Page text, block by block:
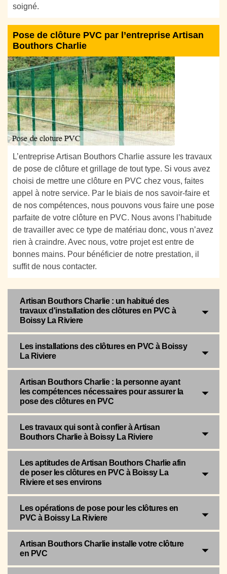
soigné.
Pose de clôture PVC par l’entreprise Artisan
Bouthors Charlie
L’entreprise Artisan Bouthors Charlie assure les travaux
de pose de clôture et grillage de tout type. Si vous avez
choisi de mettre une clôture en PVC chez vous, faites
appel à notre service. Par le biais de nos savoir-faire et
de nos compétences, nous pouvons vous faire une pose
parfaite de votre clôture en PVC. Nous avons l’habitude
de travailler avec ce type de matériau donc, vous n’avez
rien à craindre. Avec nous, votre projet est entre de
bonnes mains. Pour bénéficier de notre prestation, il
suffit de nous contacter.
Artisan Bouthors Charlie : un habitué des
travaux d'installation des clôtures en PVC à
Boissy La Riviere
Les installations des clôtures en PVC à Boissy
La Riviere
Artisan Bouthors Charlie : la personne ayant
les compétences nécessaires pour assurer la
pose des clôtures en PVC
Les travaux qui sont à confier à Artisan
Bouthors Charlie à Boissy La Riviere
Les aptitudes de Artisan Bouthors Charlie afin
de poser les clôtures en PVC à Boissy La
Riviere et ses environs
Les opérations de pose pour les clôtures en
PVC à Boissy La Riviere
Artisan Bouthors Charlie installe votre clôture
en PVC